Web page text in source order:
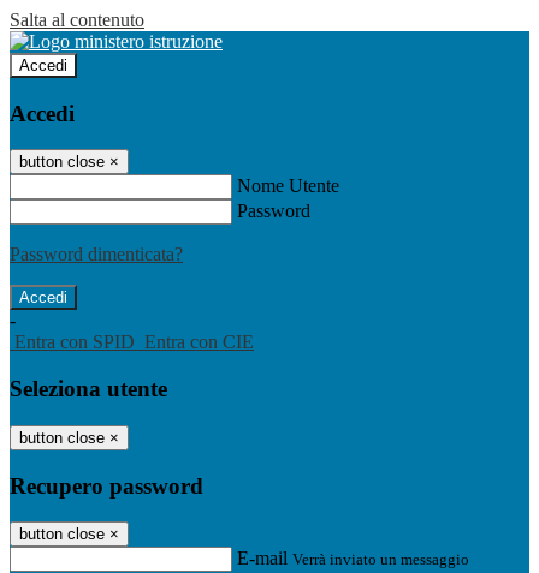
Salta al contenuto
Accedi
Accedi
button close ×
Nome Utente
Password
Password dimenticata?
-
Entra con SPID Entra con CIE
Seleziona utente
button close ×
Recupero password
button close ×
E-mail Verrà inviato un messaggio